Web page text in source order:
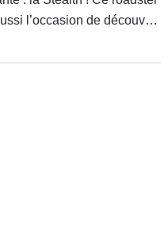
l’occasion de découvrir
fantastique la Fantic ?